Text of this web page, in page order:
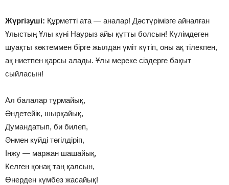
Жүргізуші: Құрметті ата — аналар! Дәстүрімізге айналған
Ұлыстың Ұлы күні Наурыз айы құтты болсын! Күлімдеген
шуақты көктеммен бірге жылдан үміт күтіп, оны ақ тілекпен,
ақ ниетпен қарсы алады. Ұлы мереке сіздерге бақыт
сыйласын!
Ал балалар тұрмайық,
Әндетейік, шырқайық,
Думандатып, би билеп,
Әнмен күйді төгілдіріп,
Інжу — маржан шашайық,
Келген қонақ таң қалсын,
Өнерден күмбез жасайық!